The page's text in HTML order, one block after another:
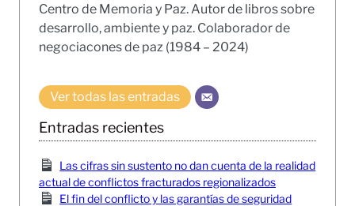
Centro de Memoria y Paz. Autor de libros sobre
desarrollo, ambiente y paz. Colaborador de
negociacones de paz (1984 – 2024)
Ver todas las entradas
Entradas recientes
Las cifras sin sustento no dan cuenta de la realidad
actual de conflictos fracturados regionalizados
El fin del conflicto y las garantías de seguridad